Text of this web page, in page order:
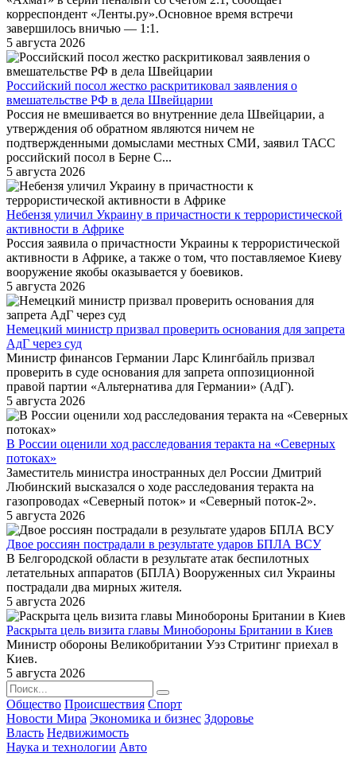
корреспондент «Ленты.ру».Основное время встречи
завершилось вничью — 1:1.
5 августа 2026
Российский посол жестко раскритиковал заявления о
вмешательстве РФ в дела Швейцарии
Россия не вмешивается во внутренние дела Швейцарии, а
утверждения об обратном являются ничем не
подтвержденными домыслами местных СМИ, заявил ТАСС
российский посол в Берне С...
5 августа 2026
Небензя уличил Украину в причастности к террористической
активности в Африке
Россия заявила о причастности Украины к террористической
активности в Африке, а также о том, что поставляемое Киеву
вооружение якобы оказывается у боевиков.
5 августа 2026
Немецкий министр призвал проверить основания для запрета
АдГ через суд
Министр финансов Германии Ларс Клингбайль призвал
проверить в суде основания для запрета оппозиционной
правой партии «Альтернатива для Германии» (АдГ).
5 августа 2026
В России оценили ход расследования теракта на «Северных
потоках»
Заместитель министра иностранных дел России Дмитрий
Любинский высказался о ходе расследования теракта на
газопроводах «Северный поток» и «Северный поток-2».
5 августа 2026
Двое россиян пострадали в результате ударов БПЛА ВСУ
В Белгородской области в результате атак беспилотных
летательных аппаратов (БПЛА) Вооруженных сил Украины
пострадали два мирных жителя.
5 августа 2026
Раскрыта цель визита главы Минобороны Британии в Киев
Министр обороны Великобритании Уэз Стритинг приехал в
Киев.
5 августа 2026
Общество Происшествия Спорт
Новости Мира Экономика и бизнес Здоровье
Власть Недвижимость
Наука и технологии Авто